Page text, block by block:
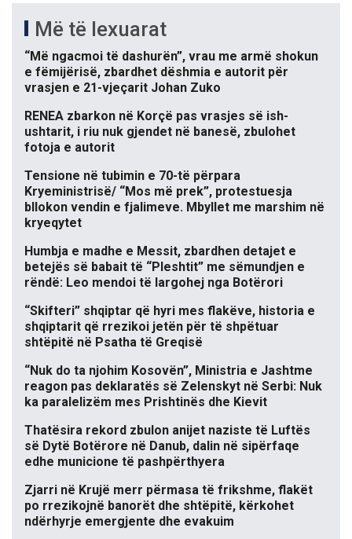
Më të lexuarat
“Më ngacmoi të dashurën”, vrau me armë shokun
e fëmijërisë, zbardhet dëshmia e autorit për
vrasjen e 21-vjeçarit Johan Zuko
RENEA zbarkon në Korçë pas vrasjes së ish-
ushtarit, i riu nuk gjendet në banesë, zbulohet
fotoja e autorit
Tensione në tubimin e 70-të përpara
Kryeministrisë/ “Mos më prek”, protestuesja
bllokon vendin e fjalimeve. Mbyllet me marshim në
kryeqytet
Humbja e madhe e Messit, zbardhen detajet e
betejës së babait të “Pleshtit” me sëmundjen e
rëndë: Leo mendoi të largohej nga Botërori
“Skifteri” shqiptar që hyri mes flakëve, historia e
shqiptarit që rrezikoi jetën për të shpëtuar
shtëpitë në Psatha të Greqisë
“Nuk do ta njohim Kosovën”, Ministria e Jashtme
reagon pas deklaratës së Zelenskyt në Serbi: Nuk
ka paralelizëm mes Prishtinës dhe Kievit
Thatësira rekord zbulon anijet naziste të Luftës
së Dytë Botërore në Danub, dalin në sipërfaqe
edhe municione të pashpërthyera
Zjarri në Krujë merr përmasa të frikshme, flakët
po rrezikojnë banorët dhe shtëpitë, kërkohet
ndërhyrje emergjente dhe evakuim